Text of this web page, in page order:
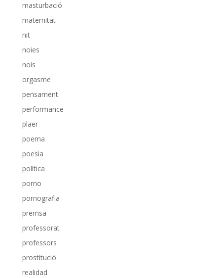
masturbació
maternitat
nit
noies
nois
orgasme
pensament
performance
plaer
poema
poesia
política
porno
pornografia
premsa
professorat
professors
prostitució
realidad